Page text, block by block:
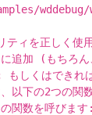
wddebug/
ティを正しく使
に追加 (もちろ
しくはできれ
以下の2つの関
関数を呼びます: